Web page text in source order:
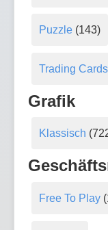
Puzzle(143)
Trading Cards
Grafik
Klassisch
Free To Play